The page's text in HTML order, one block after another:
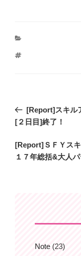
稿
ビ
ゲ
過
去
投
稿
[Report]スキル
[２日目]終了！
次
の
[Report]ＳＦＹス
１７年総括&大人
Note (23)